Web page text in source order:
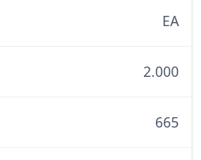
EA
2.000
665